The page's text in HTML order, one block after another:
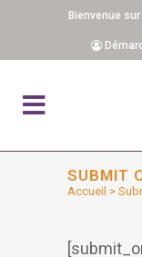
Bienvenue
SUBMIT
Accueil >